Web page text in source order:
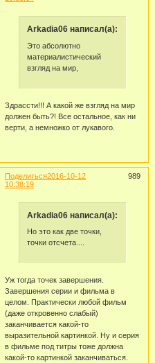
Arkadia06 написал(а):
Это абсолютно
материалистический
взгляд на мир,
Здрассти!!! А какой же взгляд на мир
должен быть?! Все остальное, как ни
верти, а немножко от лукавого.
Поделиться 989
2016-10-12
10:38:19
Arkadia06 написал(а):
Но это как две точки,
точки отсчета....
Уж тогда точек завершения.
Завершения серии и фильма в
целом. Практически любой фильм
(даже откровенно слабый)
заканчивается какой-то
выразительной картинкой. Ну и серия
в фильме под титры тоже должна
какой-то картинкой заканчиваться.